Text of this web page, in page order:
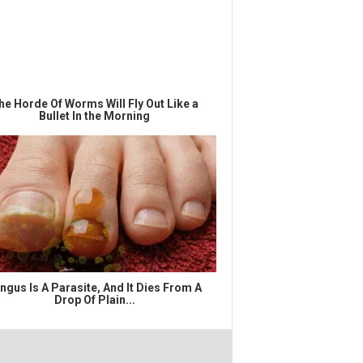
Horde Of Worms Will Fly Out Like a
Bullet In the Morning
Is A Parasite, And It Dies From A
Drop Of Plain...